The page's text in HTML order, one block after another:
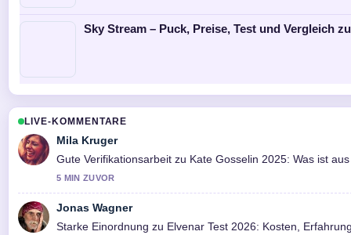
Sky Stream – Puck, Preise, Test und Vergleich
LIVE-KOMMENTARE
Mila Kruger
Gute Verifikationsarbeit zu Kate Gosselin 2025: Was ist
5 MIN ZUVOR
Jonas Wagner
Starke Einordnung zu Elvenar Test 2026: Kosten,